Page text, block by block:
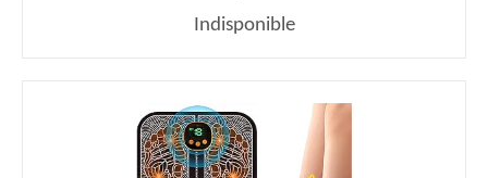
Indisponible